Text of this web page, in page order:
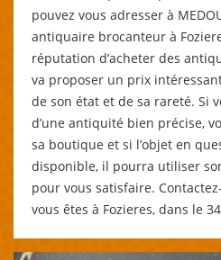
pouvez vous adresser à
antiquaire brocanteur à
réputation d’acheter des
va proposer un prix
de son état et de sa rareté. Si
d’une antiquité bien précise,
sa boutique et si l’objet en
disponible, il pourra utiliser
pour vous satisfaire.
vous êtes à Fozieres, dans le